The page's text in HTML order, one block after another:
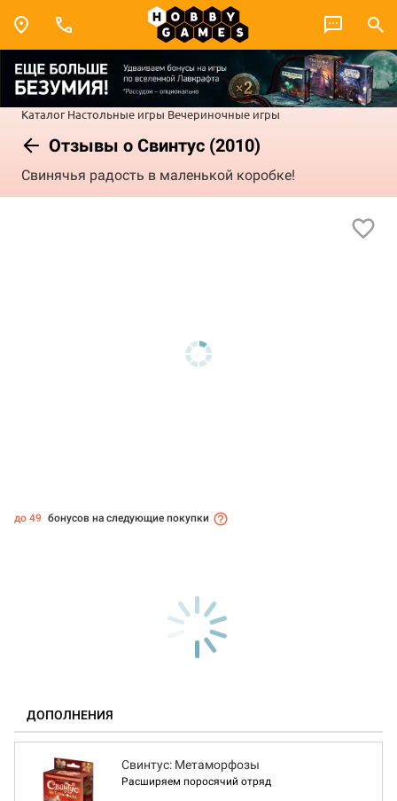
Каталог Настольные игры Вечериночные игры
Отзывы о Свинтус (2010)
Свинячья радость в маленькой коробке!
до 49 бонусов на следующие покупки
ДОПОЛНЕНИЯ
Свинтус: Метаморфозы
Расширяем поросячий отряд